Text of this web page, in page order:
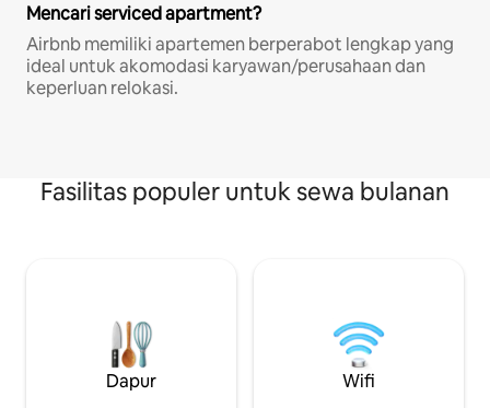
Mencari serviced apartment?
Airbnb memiliki apartemen berperabot lengkap yang
ideal untuk akomodasi karyawan/perusahaan dan
keperluan relokasi.
Fasilitas populer untuk sewa bulanan
Dapur Wifi